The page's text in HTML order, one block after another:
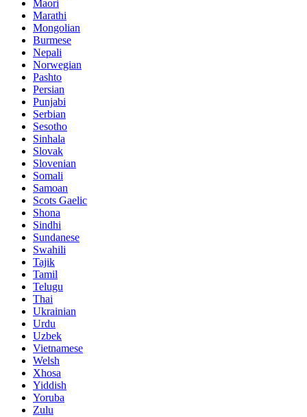
Maori
Marathi
Mongolian
Burmese
Nepali
Norwegian
Pashto
Persian
Punjabi
Serbian
Sesotho
Sinhala
Slovak
Slovenian
Somali
Samoan
Scots Gaelic
Shona
Sindhi
Sundanese
Swahili
Tajik
Tamil
Telugu
Thai
Ukrainian
Urdu
Uzbek
Vietnamese
Welsh
Xhosa
Yiddish
Yoruba
Zulu